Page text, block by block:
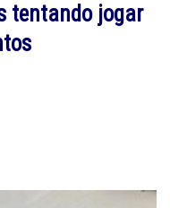
tentando jogar